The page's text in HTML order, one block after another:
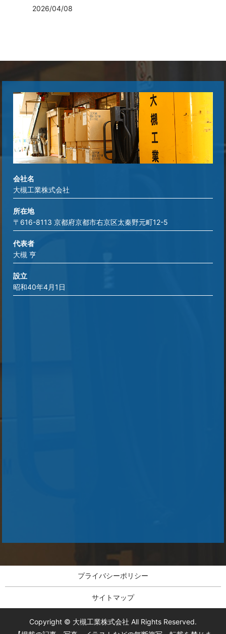
2026/04/08
Instagram開設に関する案内
剥離する時の静電気を防ぐ、帯電防止離型フィル
ムの最新技術
2026/03/13
アニール処理の効果とは？フィルムの熱収縮を最
小限にする技術
2026/02/24
令和7年度「さんぱい適正処理・3R推進事業場」と
して認定されました｜大槻工業
2026/02/10
決のポイント
2026/02/04
品の歩留まり改善
会社名
大槻工業株式会社
所在地
〒616-8113 京都府京都市右京区太秦野元町12-5
代表者
大槻 亨
設立
昭和40年4月1日
プライバシーポリシー
サイトマップ
Copyright © 大槻工業株式会社 All Rights Reserved.